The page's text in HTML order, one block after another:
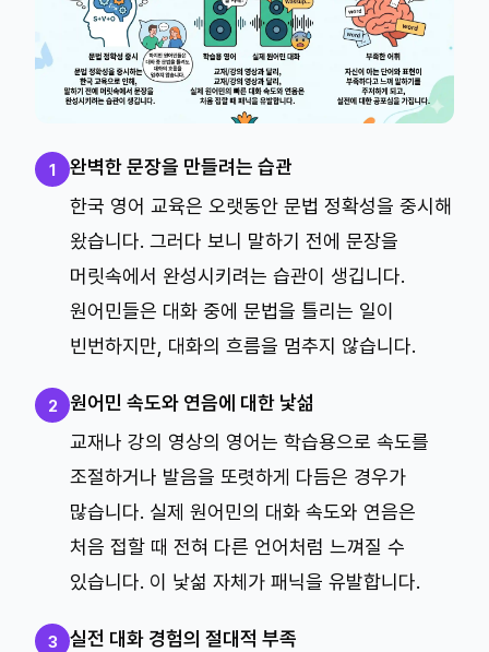
1
완벽한 문장을 만들려는 습관
한국 영어 교육은 오랫동안 문법 정확성을 중시해
왔습니다. 그러다 보니 말하기 전에 문장을
머릿속에서 완성시키려는 습관이 생깁니다.
원어민들은 대화 중에 문법을 틀리는 일이
빈번하지만, 대화의 흐름을 멈추지 않습니다.
2
원어민 속도와 연음에 대한 낯섦
교재나 강의 영상의 영어는 학습용으로 속도를
조절하거나 발음을 또렷하게 다듬은 경우가
많습니다. 실제 원어민의 대화 속도와 연음은
처음 접할 때 전혀 다른 언어처럼 느껴질 수
있습니다. 이 낯섦 자체가 패닉을 유발합니다.
3
실전 대화 경험의 절대적 부족